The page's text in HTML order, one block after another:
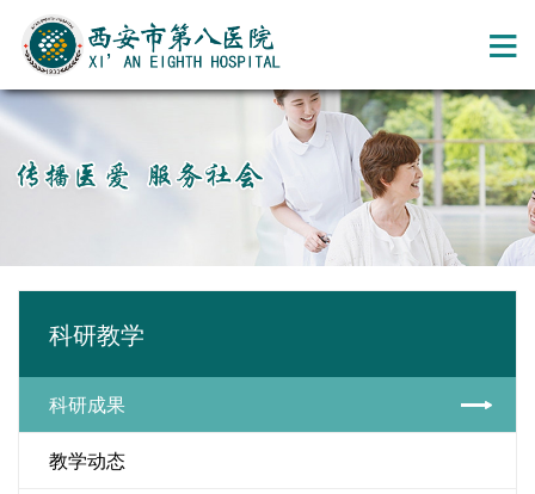
科研教学
科研成果
教学动态